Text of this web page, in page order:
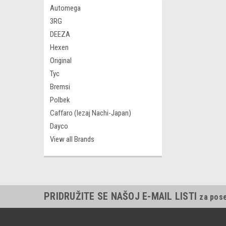
Automega
3RG
DEEZA
Hexen
Original
Tyc
Bremsi
Polbek
Caffaro (lezaj Nachi-Japan)
Dayco
View all Brands
PRIDRUŽITE SE NAŠOJ E-MAIL LISTI za